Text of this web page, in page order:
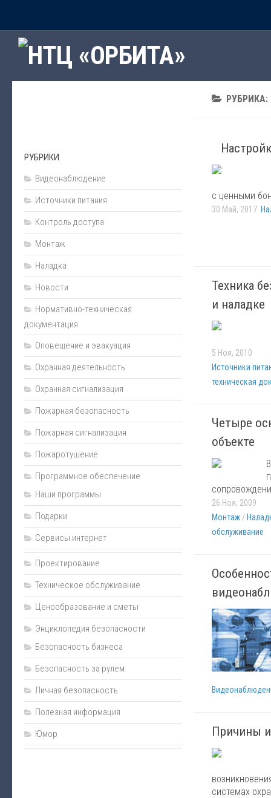
Главная
Рубрики
Пожарная безопасность
Источники питания
Проектирование
Охранная сигнализация
Охранная деятельность
Монтаж
Пожарная сигнализация
Энциклопедия безопасности
Юмор
Безопасность за рулем
Полезная информация
Личная безопасность
Наладка
Видеонаблюдение
Техническое обслуживание
Пожаротушение
Нормативно-техническая документация
Прайс
Карта сайта
Подарки
Интернет-магазин
РУБРИКА:
с ценными
30 Май, 2017
Техника
и наладке
5 Ноя, 2010
Источники
техническая
Четыре
объекте
26 Ноя, 2009
Монтаж/
обслуживание
Причины
системах
РУБРИКИ
Видеонаблюдение
Источники питания
Контроль доступа
Монтаж
Наладка
Новости
Нормативно-техническая
документация
Оповещение и эвакуация
Охранная деятельность
Охранная сигнализация
Пожарная безопасность
Пожарная сигнализация
Пожаротушение
Программное обеспечение
Наши программы
Подарки
Сервисы интернет
Проектирование
Техническое обслуживание
Ценообразование и сметы
Энциклопедия безопасности
Безопасность бизнеса
Безопасность за рулем
Личная безопасность
Полезная информация
Юмор